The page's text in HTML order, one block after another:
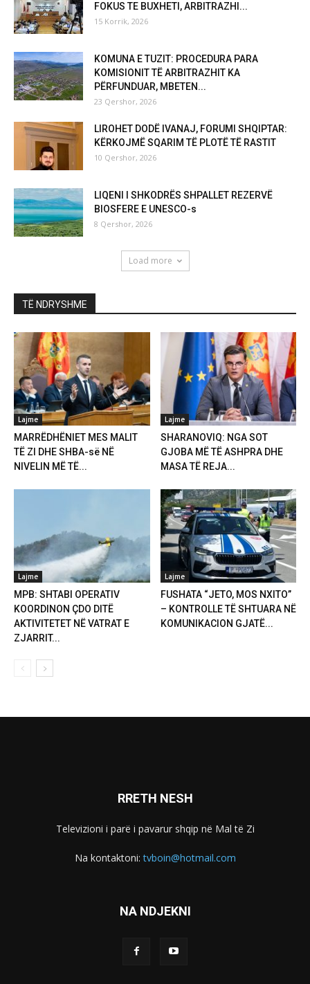
FOKUS TE BUXHETI, ARBITRAZHI...
15 Korrik, 2026
KOMUNA E TUZIT: PROCEDURA PARA
KOMISIONIT TË ARBITRAZHIT KA
PËRFUNDUAR, MBETEN...
23 Qershor, 2026
LIROHET DODË IVANAJ, FORUMI SHQIPTAR:
KËRKOJMË SQARIM TË PLOTË TË RASTIT
10 Qershor, 2026
LIQENI I SHKODRËS SHPALLET REZERVË
BIOSFERE E UNESCO-s
8 Qershor, 2026
Load more
TË NDRYSHME
Lajme
MARRËDHËNIET MES MALIT
TË ZI DHE SHBA-së NË
NIVELIN MË TË...
Lajme
SHARANOVIQ: NGA SOT
GJOBA MË TË ASHPRA DHE
MASA TË REJA...
Lajme
MPB: SHTABI OPERATIV
KOORDINON ÇDO DITË
AKTIVITETET NË VATRAT E
ZJARRIT...
Lajme
FUSHATA “JETO, MOS NXITO”
– KONTROLLE TË SHTUARA NË
KOMUNIKACION GJATË...
RRETH NESH
Televizioni i parë i pavarur shqip në Mal të Zi
Na kontaktoni:tvboin@hotmail.com
NA NDJEKNI